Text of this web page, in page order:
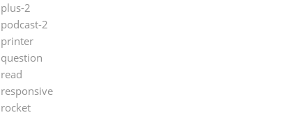
plus-2
podcast-2
printer
question
read
responsive
rocket